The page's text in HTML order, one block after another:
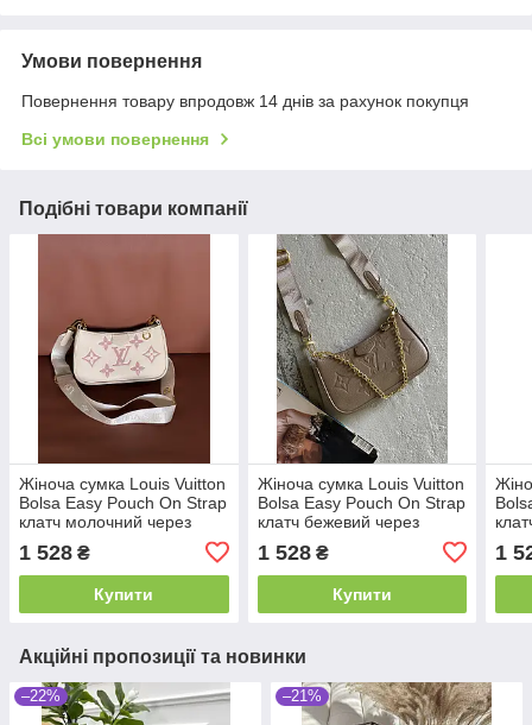
Умови повернення
Повернення товару впродовж 14 днів за рахунок покупця
Всі умови повернення
Подібні товари компанії
Жіноча сумка Louis Vuitton
Bolsa Easy Pouch On Strap
клатч молочний через
1 528 ₴
Купити
Жіноча сумка Louis Vuitton
Bolsa Easy Pouch On Strap
клатч бежевий через
1 528₴
Купити
1
Акційні пропозиції та новинки
–22% –21%